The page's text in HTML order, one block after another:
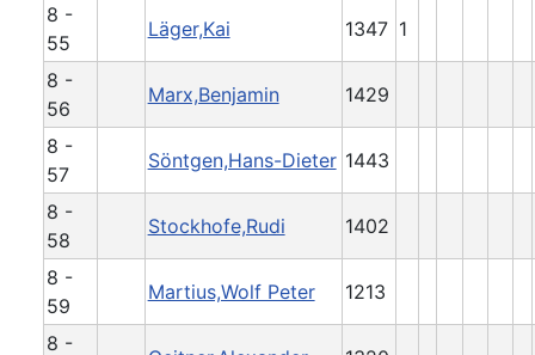
8 -
55
Läger,Kai 1347 1
8 -
56
Marx,Benjamin 1429
8 -
57
Söntgen,Hans-Dieter 1443
8 -
58
Stockhofe,Rudi 1402
8 -
59
Martius,Wolf Peter 1213
8 -